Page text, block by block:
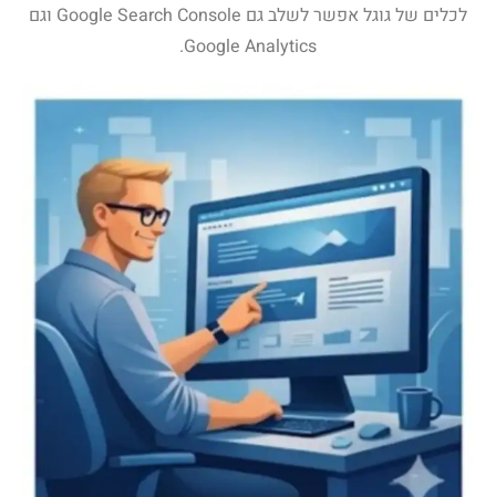
לכלים של גוגל אפשר לשלב גם Google Search Console וגם
Google Analytics.